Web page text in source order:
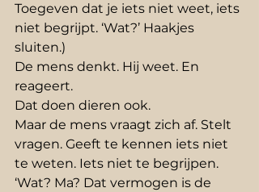
Toegeven dat je iets niet weet, iets
niet begrijpt. ‘Wat?’ Haakjes
sluiten.)
De mens denkt. Hij weet. En
reageert.
Dat doen dieren ook.
Maar de mens vraagt zich af. Stelt
vragen. Geeft te kennen iets niet
te weten. Iets niet te begrijpen.
‘Wat? Ma? Dat vermogen is de